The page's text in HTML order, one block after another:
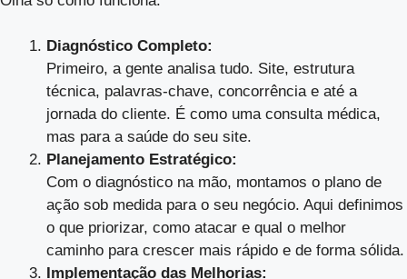
Diagnóstico Completo:
Primeiro, a gente analisa tudo. Site, estrutura
técnica, palavras-chave, concorrência e até a
jornada do cliente. É como uma consulta médica,
mas para a saúde do seu site.
Planejamento Estratégico:
Com o diagnóstico na mão, montamos o plano de
ação sob medida para o seu negócio. Aqui definimos
o que priorizar, como atacar e qual o melhor
caminho para crescer mais rápido e de forma sólida.
Implementação das Melhorias: